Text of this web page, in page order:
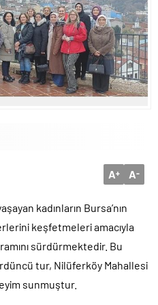
risklerle karşı karşıya
A+ A-
kadınların Bursa’nın
keşfetmeleri amacıyla
sürdürmektedir. Bu
tur, Nilüferköy Mahallesi
sunmuştur.